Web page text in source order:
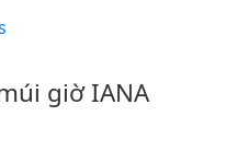
giờ IANA